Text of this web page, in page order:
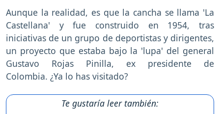
Aunque la realidad, es que la cancha se llama 'La
Castellana' y fue construido en 1954, tras
iniciativas de un grupo de deportistas y dirigentes,
un proyecto que estaba bajo la 'lupa' del general
Gustavo Rojas Pinilla, ex presidente de
Colombia. ¿Ya lo has visitado?
Te gustaría leer también: